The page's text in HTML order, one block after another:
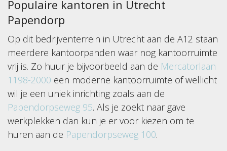
Populaire kantoren in Utrecht
Papendorp
Op dit bedrijventerrein in Utrecht aan de A12 staan
meerdere kantoorpanden waar nog kantoorruimte
vrij is. Zo huur je bijvoorbeeld aan de Mercatorlaan
1198-2000 een moderne kantoorruimte of wellicht
wil je een uniek inrichting zoals aan de
Papendorpseweg 95. Als je zoekt naar gave
werkplekken dan kun je er voor kiezen om te
huren aan de Papendorpseweg 100.